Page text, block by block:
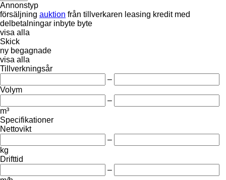
Annonstyp
försäljning auktion från tillverkaren leasing kredit med
delbetalningar inbyte byte
visa alla
Skick
ny begagnade
visa alla
Tillverkningsår
–
Volym
–
m³
Specifikationer
Nettovikt
–
kg
Drifttid
–